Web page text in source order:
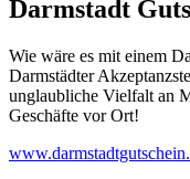
Darmstadt
Wie wäre es mit einem
Darmstädter
unglaubliche Vielfalt an
Geschäfte vor Ort!